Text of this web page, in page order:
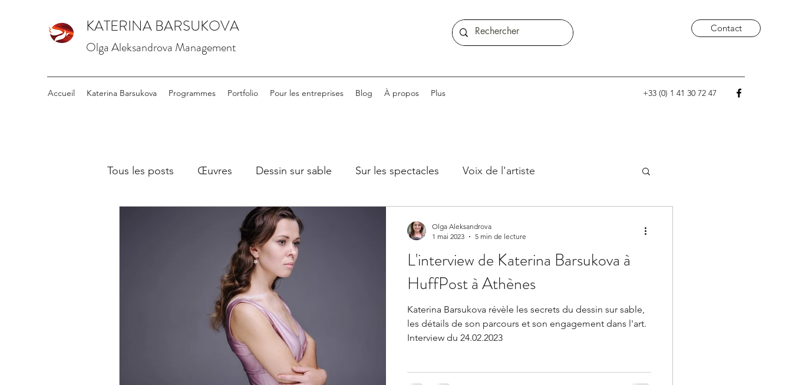
Accueil Katerina Barsukova Programmes Portfolio Pour les entreprises Blog À propos Plus +33 (0) 1 41 30 72 47
KATERINA BARSUKOVA
Olga Aleksandrova Management
Contact
Tous les posts Œuvres Dessin sur sable Sur les spectacles Voix de l'artiste
L'interview de Katerina Barsukova à
HuffPost à Athènes
Katerina Barsukova révèle les secrets du dessin sur sable,
les détails de son parcours et son engagement dans l'art.
Interview du 24.02.2023
Olga Aleksandrova
1 mai 2023
5 min de lecture